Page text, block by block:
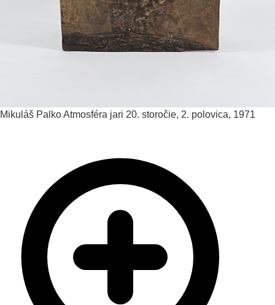
Mikuláš PalkoAtmosféra jari 20. storočie, 2. polovica, 1971